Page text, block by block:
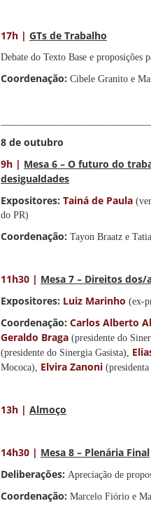
17h | GTs de Trabalho
Debate do Texto Base e proposições
Coordenação: Cibele Granito e
8 de outubro
9h | Mesa 6 – O futuro do
desigualdades
Expositores: Tainá de Paula
do PR)
Coordenação: Tayon Braatz e
11h30 | Mesa 7 – Direitos
Expositores: Luiz Marinho (ex-
Coordenação: Carlos Alberto
Geraldo Braga (presidente do
(presidente do Sinergia Gasista),
Mococa), Elvira Zanoni
13h | Almoço
14h30 | Mesa 8 – Plenária Final
Deliberações: Apreciação de
Coordenação: Marcelo Fiório e